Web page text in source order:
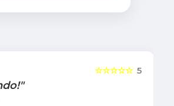
5
☆☆☆☆☆